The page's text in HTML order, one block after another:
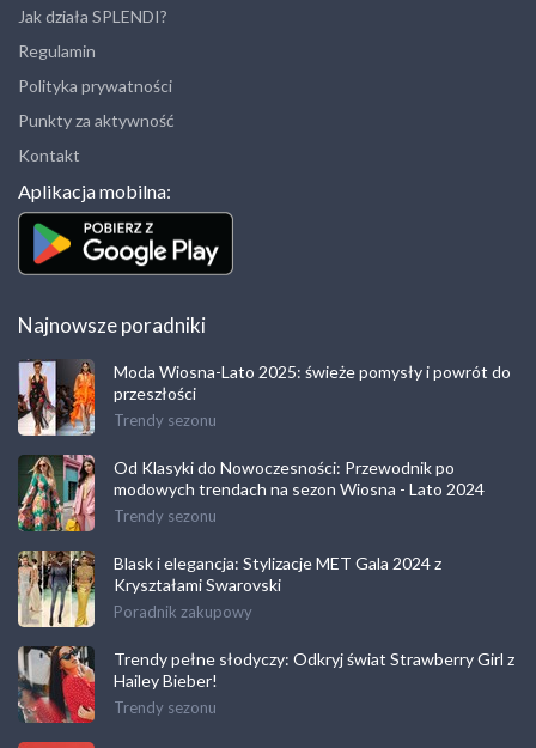
Jak działa SPLENDI?
Regulamin
Polityka prywatności
Punkty za aktywność
Kontakt
Aplikacja mobilna:
Najnowsze poradniki
Moda Wiosna-Lato 2025: świeże pomysły i powrót do
przeszłości
Trendy sezonu
Od Klasyki do Nowoczesności: Przewodnik po
modowych trendach na sezon Wiosna - Lato 2024
Trendy sezonu
Blask i elegancja: Stylizacje MET Gala 2024 z
Kryształami Swarovski
Poradnik zakupowy
Trendy pełne słodyczy: Odkryj świat Strawberry Girl z
Hailey Bieber!
Trendy sezonu